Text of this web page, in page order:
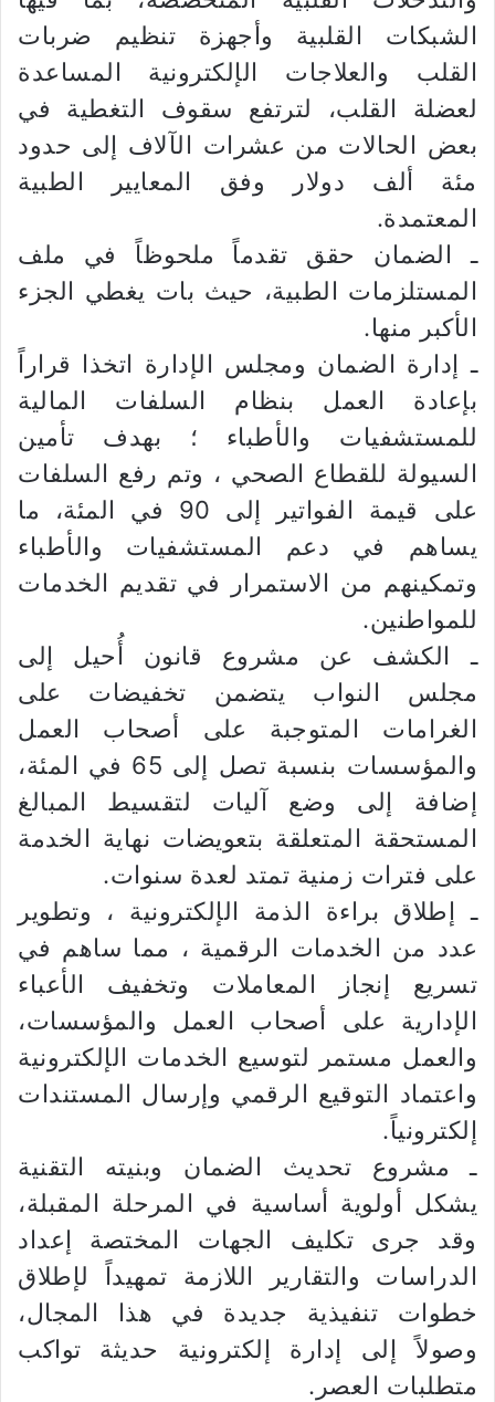
الشبكات القلبية وأجهزة تنظيم ضربات
القلب والعلاجات الإلكترونية المساعدة
لعضلة القلب، لترتفع سقوف التغطية في
بعض الحالات من عشرات الآلاف إلى حدود
مئة ألف دولار وفق المعايير الطبية
المعتمدة.
ـ الضمان حقق تقدماً ملحوظاً في ملف
المستلزمات الطبية، حيث بات يغطي الجزء
الأكبر منها.
ـ إدارة الضمان ومجلس الإدارة اتخذا قراراً
بإعادة العمل بنظام السلفات المالية
للمستشفيات والأطباء ؛ بهدف تأمين
السيولة للقطاع الصحي ، وتم رفع السلفات
على قيمة الفواتير إلى 90 في المئة، ما
يساهم في دعم المستشفيات والأطباء
وتمكينهم من الاستمرار في تقديم الخدمات
للمواطنين.
ـ الكشف عن مشروع قانون أُحيل إلى
مجلس النواب يتضمن تخفيضات على
الغرامات المتوجبة على أصحاب العمل
والمؤسسات بنسبة تصل إلى 65 في المئة،
إضافة إلى وضع آليات لتقسيط المبالغ
المستحقة المتعلقة بتعويضات نهاية الخدمة
على فترات زمنية تمتد لعدة سنوات.
ـ إطلاق براءة الذمة الإلكترونية ، وتطوير
عدد من الخدمات الرقمية ، مما ساهم في
تسريع إنجاز المعاملات وتخفيف الأعباء
الإدارية على أصحاب العمل والمؤسسات،
والعمل مستمر لتوسيع الخدمات الإلكترونية
واعتماد التوقيع الرقمي وإرسال المستندات
إلكترونياً.
ـ مشروع تحديث الضمان وبنيته التقنية
يشكل أولوية أساسية في المرحلة المقبلة،
وقد جرى تكليف الجهات المختصة إعداد
الدراسات والتقارير اللازمة تمهيداً لإطلاق
خطوات تنفيذية جديدة في هذا المجال،
وصولاً إلى إدارة إلكترونية حديثة تواكب
متطلبات العصر.